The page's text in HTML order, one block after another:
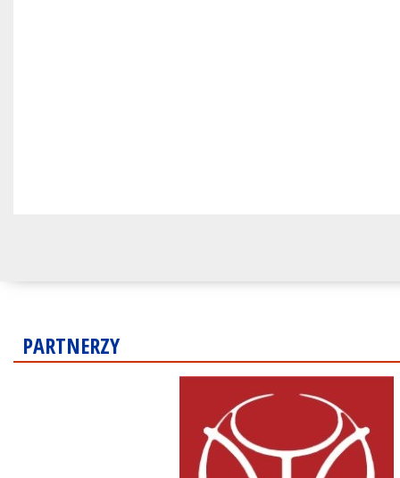
PARTNERZY